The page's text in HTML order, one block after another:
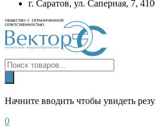
г. Саратов, ул. Саперная, 7,
Начните вводить чтобы увидеть
0